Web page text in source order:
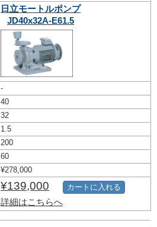
日立モートルポンプ
JD40x32A-E61.5
-
40
32
1.5
200
60
¥278,000
¥139,000
詳細はこちらへ
カートに入れる